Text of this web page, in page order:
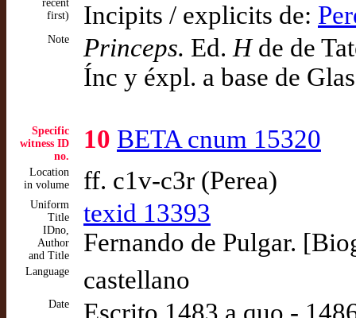
recent
first)
Incipits / explicits de:
Note Princeps. Ed. Hde de
Ínc y éxpl. a base de
Specific
witness ID
no.
10 BETA cnum 15320
Location
in volume
ff. c1v-c3r (Perea)
Uniform
Title
IDno,
Author
and Title
texid 13393
Fernando de Pulgar.
Language castellano
Date